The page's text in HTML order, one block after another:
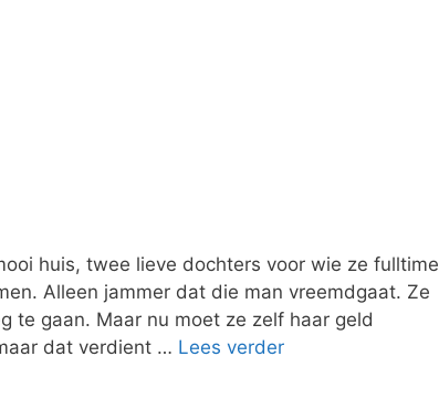
huis, twee lieve dochters voor wie ze fulltime
Alleen jammer dat die man vreemdgaat. Ze
te gaan. Maar nu moet ze zelf haar geld
dat verdient … Lees verder